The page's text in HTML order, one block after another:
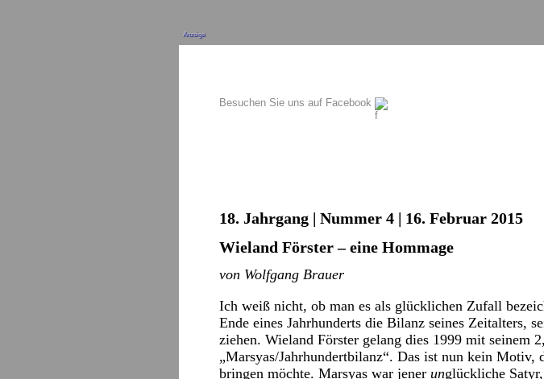
Anzeige
Besuchen Sie uns auf Facebook
18. Jahrgang | Nummer 4 | 16. Februar 2015
Wieland Förster – eine Hommage
von Wolfgang Brauer
Ich weiß nicht, ob man es als glücklichen Zufall
Ende eines Jahrhunderts die Bilanz seines Zeitalters,
ziehen. Wieland Förster gelang dies 1999 mit seinem
„Marsyas/Jahrhundertbilanz“. Das ist nun kein
bringen möchte. Marsyas war jener unglückliche